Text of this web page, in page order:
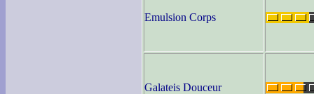
Emulsion Corps
Galateis Douceur